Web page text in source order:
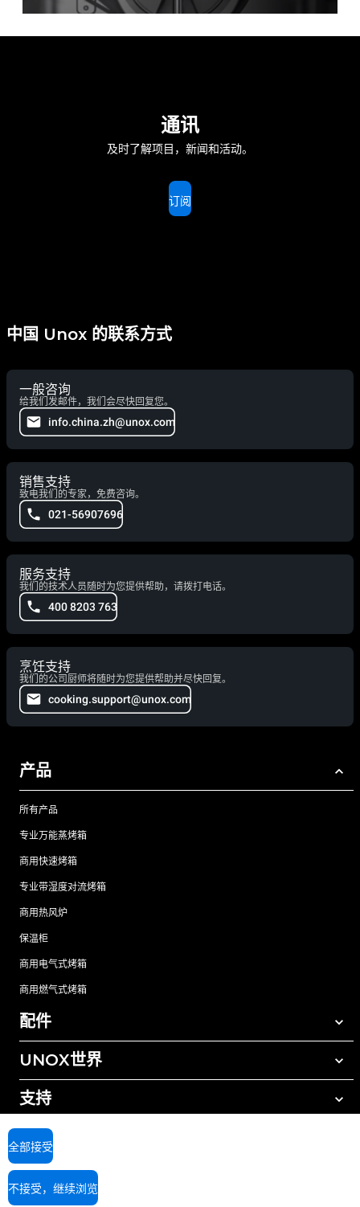
通讯
及时了解项目，新闻和活动。
订阅
中国 Unox 的联系方式
一般咨询
给我们发邮件，我们会尽快回复您。
info.china.zh@unox.com
销售支持
致电我们的专家，免费咨询。
021-56907696
服务支持
我们的技术人员随时为您提供帮助，请拨打电话。
400 8203 763
烹饪支持
我们的公司厨师将随时为您提供帮助并尽快回复。
cooking.support@unox.com
产品
所有产品
专业万能蒸烤箱
商用快速烤箱
专业带湿度对流烤箱
商用热风炉
保温柜
商用电气式烤箱
商用燃气式烤箱
配件
所有配件
手动清洗清洁剂
树脂过滤水处理
反渗透水处理
UNOX世界
我们在全球的办事处
支持
UNOX质保
查找经销商
查找服务中心
AI Content Disclaimer
全部接受
不接受，继续浏览